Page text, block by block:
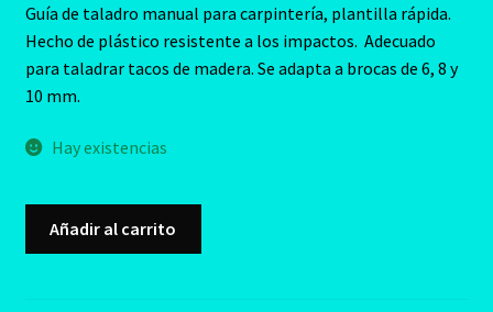
original
era:
actual
es:
Guía de taladro manual para carpintería, plantilla rápida.
Hecho de plástico resistente a los impactos. Adecuado
para taladrar tacos de madera. Se adapta a brocas de 6, 8 y
10 mm.
Hay existencias
Añadir al carrito